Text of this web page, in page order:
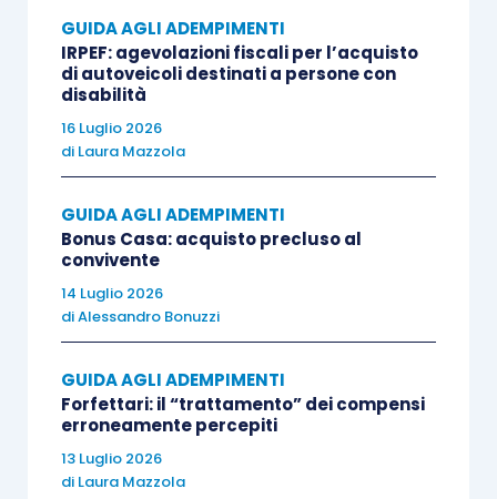
acquista l’immobile nell’esercizio della
propria attività d’impresa o
professionale.
Nota bene
Per applicare il “prezzo-valore”
invece,la natura del cedente il fabbricato che
esercente attività di impresa, sempre che
cessione effettuata non risulti imponile ad Iva
(per obbligo e per opzione), poiché la disciplina in
rassegna è inapplicabile agli atti di
trasferimento immobiliare soggetti ad Iva.
GUIDA AGLI ADEMPIMENTI
IRPEF: agevolazioni fiscali per l’acquisto
di autoveicoli destinati a persone con
disabilità
16 Luglio 2026
di Laura Mazzola
GUIDA AGLI ADEMPIMENTI
Bonus Casa: acquisto precluso al
convivente
14 Luglio 2026
diAlessandro Bonuzzi
GUIDA AGLI ADEMPIMENTI
Forfettari: il “trattamento” dei compensi
erroneamente percepiti
13 Luglio 2026
di Laura Mazzola